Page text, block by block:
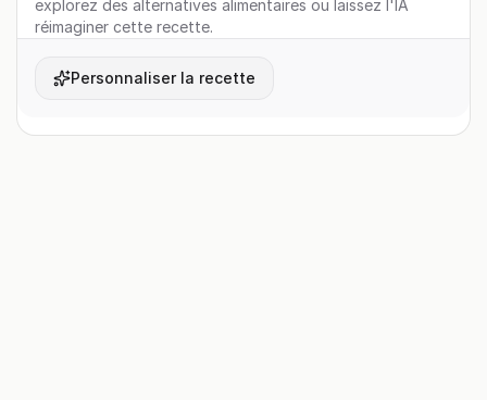
explorez des alternatives alimentaires ou laissez l'IA
réimaginer cette recette.
Personnaliser la recette